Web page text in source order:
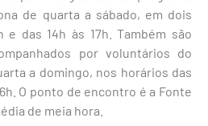
de quarta a sábado, em dois
e das 14h às 17h. Também são
por voluntários do
a domingo, nos horários das
O ponto de encontro é a Fonte
de meia hora.